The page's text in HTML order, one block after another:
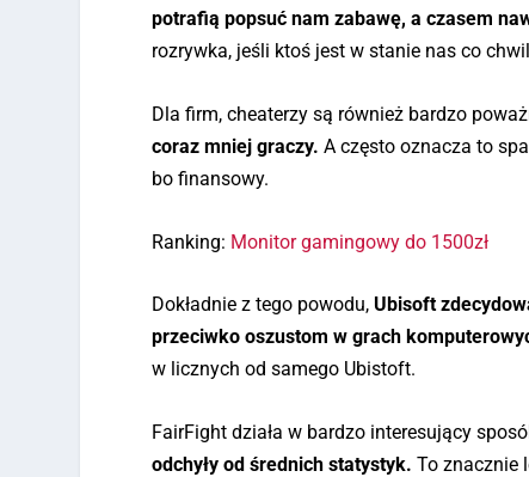
potrafią popsuć nam zabawę, a czasem
rozrywka, jeśli ktoś jest w stanie nas co
Dla firm, cheaterzy są również bardzo
coraz mniej graczy. A często oznacza to
bo finansowy.
Ranking: Monitor gamingowy do 1500zł
Dokładnie z tego powodu, Ubisoft
przeciwko oszustom w grach
w licznych od samego Ubistoft.
FairFight działa w bardzo interesujący
odchyły od średnich statystyk. To znacznie